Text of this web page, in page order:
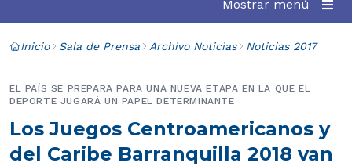
Mostrar menú
Inicio Sala de Prensa Archivo Noticias Noticias 2017
Los Juegos Centroamericanos y
del Caribe Barranquilla 2018 van
EL PAÍS SE PREPARA PARA UNA NUEVA ETAPA EN LA QUE EL
DEPORTE JUGARÁ UN PAPEL DETERMINANTE